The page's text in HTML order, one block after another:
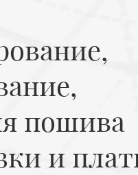
пошива
и